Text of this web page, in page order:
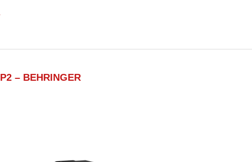
P2 – BEHRINGER